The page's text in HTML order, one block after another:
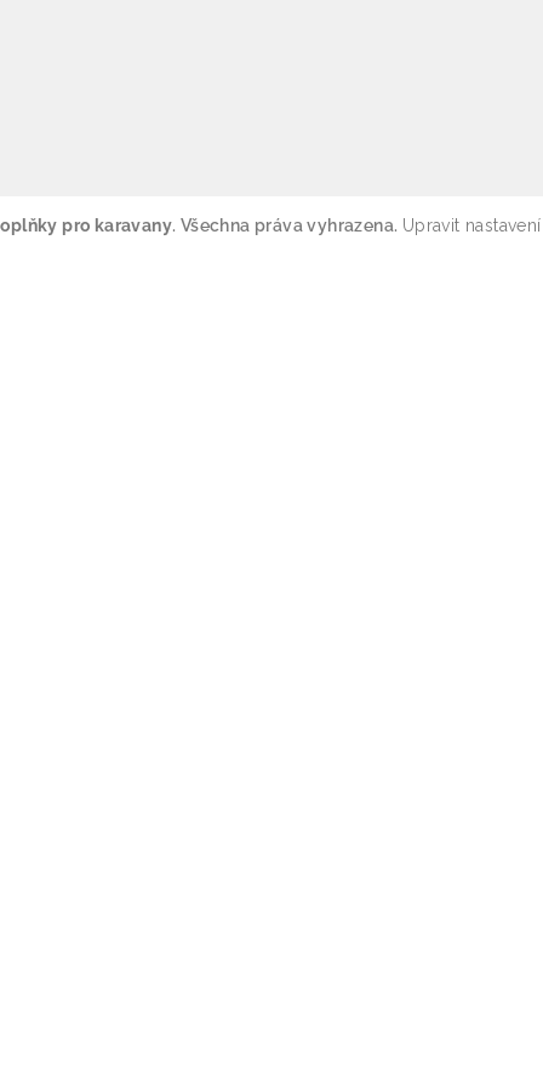
pro karavany. Všechna práva vyhrazena. Upravit nastavení